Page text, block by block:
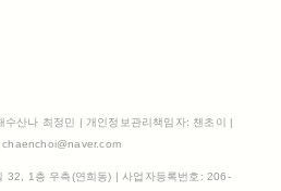
산나 최정민 | 개인정보관리책임자: 챈초이 |
32, 1층 우측(연희동) | 사업자등록번호: 206-